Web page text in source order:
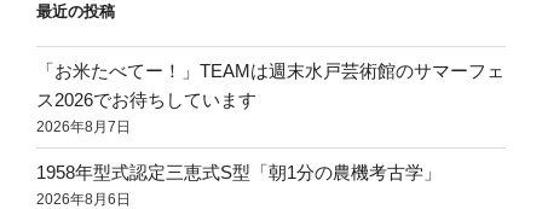
最近の投稿
「お米たべてー！」TEAMは週末水戸芸術館のサマーフェ
ス2026でお待ちしています
2026年8月7日
1958年型式認定三恵式S型「朝1分の農機考古学」
2026年8月6日